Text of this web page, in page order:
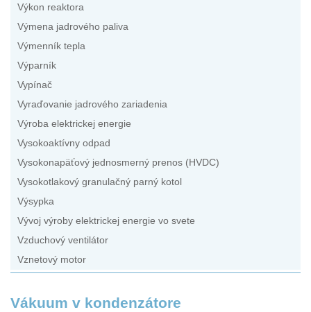
Výkon reaktora
Výmena jadrového paliva
Výmenník tepla
Výparník
Vypínač
Vyraďovanie jadrového zariadenia
Výroba elektrickej energie
Vysokoaktívny odpad
Vysokonapäťový jednosmerný prenos (HVDC)
Vysokotlakový granulačný parný kotol
Výsypka
Vývoj výroby elektrickej energie vo svete
Vzduchový ventilátor
Vznetový motor
Vákuum v kondenzátore